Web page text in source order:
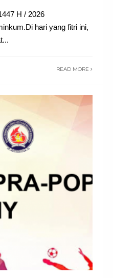
H / 2026
hari yang fitri ini,
...
READ MORE